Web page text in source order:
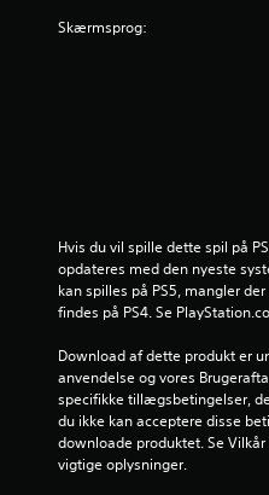
Skærmsprog:
Hvis du vil spille dette spil på
opdateres med den nyeste
kan spilles på PS5, mangler
findes på PS4. Se
Download af dette produkt er
anvendelse og vores
specifikke tillægsbetingelser,
du ikke kan acceptere disse
downloade produktet. Se
vigtige oplysninger.